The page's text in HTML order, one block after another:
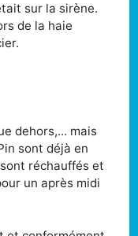
sur la sirène.
de la haie
dehors,... mais
sont déjà en
réchauffés et
un après midi